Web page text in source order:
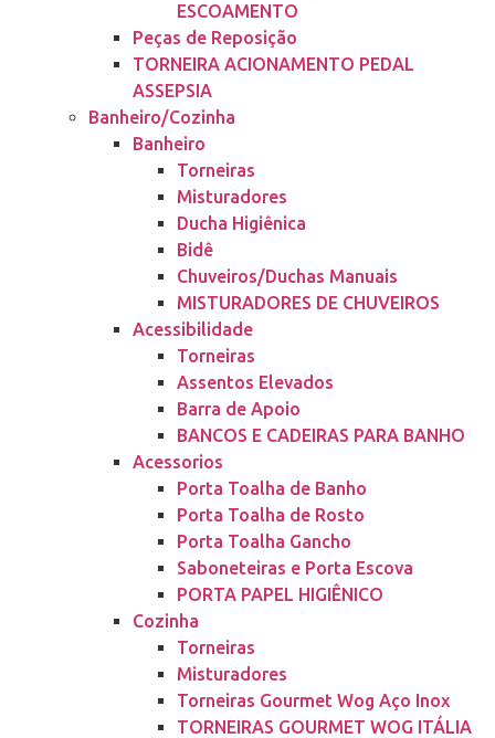
ESCOAMENTO
Peças de Reposição
TORNEIRA ACIONAMENTO PEDAL
ASSEPSIA
Banheiro/Cozinha
Banheiro
Torneiras
Misturadores
Ducha Higiênica
Bidê
Chuveiros/Duchas Manuais
MISTURADORES DE CHUVEIROS
Acessibilidade
Torneiras
Assentos Elevados
Barra de Apoio
BANCOS E CADEIRAS PARA BANHO
Acessorios
Porta Toalha de Banho
Porta Toalha de Rosto
Porta Toalha Gancho
Saboneteiras e Porta Escova
PORTA PAPEL HIGIÊNICO
Cozinha
Torneiras
Misturadores
Torneiras Gourmet Wog Aço Inox
TORNEIRAS GOURMET WOG ITÁLIA